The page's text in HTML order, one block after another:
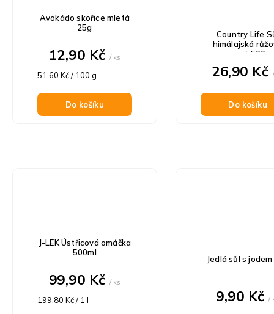
Avokádo skořice mletá
25g
12,90 Kč/ ks
Měrná
51,60 Kč / 100 g
Do košíku
Country Life
himálajská
jemná 500g
26,90 Kč
Do košíku
J-LEK Ústřicová omáčka
500ml
99,90 Kč/ ks
Měrná
199,80 Kč / 1 l
Jedlá sůl s
9,90 Kč/